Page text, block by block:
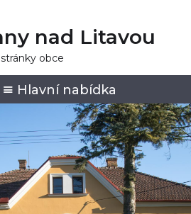
nad Litavou
obce
Hlavní nabídka